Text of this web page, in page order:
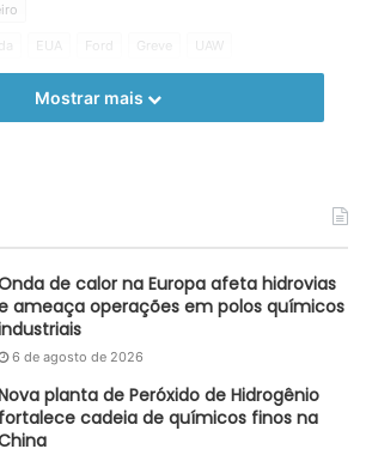
EUA Ford Greve UAW
Mostrar mais
de calor na Europa afeta hidrovias
ameaça operações em polos químicos
6 de agosto de 2026
planta de Peróxido de Hidrogênio
fortalece cadeia de químicos finos na